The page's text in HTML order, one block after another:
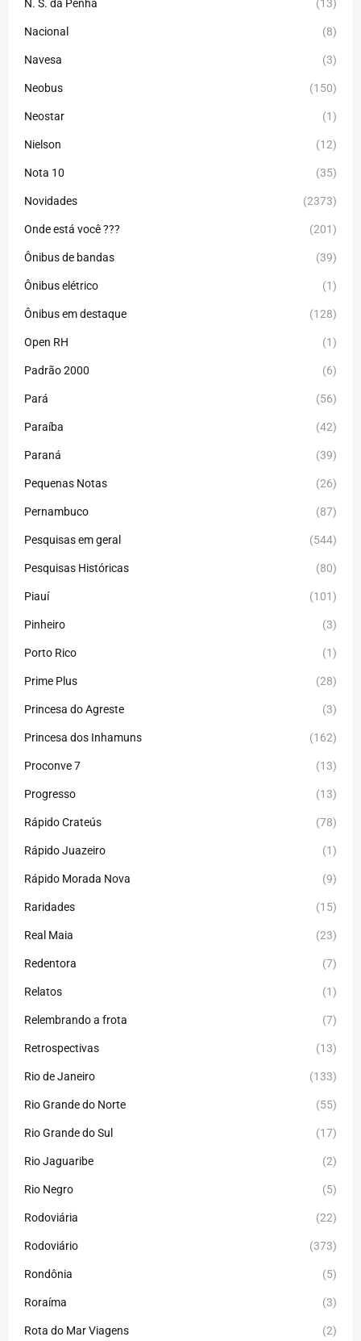
N. S. da Penha (13)
Nacional (8)
Navesa (3)
Neobus (150)
Neostar (1)
Nielson (12)
Nota 10 (35)
Novidades (2373)
Onde está você ??? (201)
Ônibus de bandas (39)
Ônibus elétrico (1)
Ônibus em destaque (128)
Open RH (1)
Padrão 2000 (6)
Pará (56)
Paraíba (42)
Paraná (39)
Pequenas Notas (26)
Pernambuco (87)
Pesquisas em geral (544)
Pesquisas Históricas (80)
Piauí (101)
Pinheiro (3)
Porto Rico (1)
Prime Plus (28)
Princesa do Agreste (3)
Princesa dos Inhamuns (162)
Proconve 7 (13)
Progresso (13)
Rápido Crateús (78)
Rápido Juazeiro (1)
Rápido Morada Nova (9)
Raridades (15)
Real Maia (23)
Redentora (7)
Relatos (1)
Relembrando a frota (7)
Retrospectivas (13)
Rio de Janeiro (133)
Rio Grande do Norte (55)
Rio Grande do Sul (17)
Rio Jaguaribe (2)
Rio Negro (5)
Rodoviária (22)
Rodoviário (373)
Rondônia (5)
Roraíma (3)
Rota do Mar Viagens (2)